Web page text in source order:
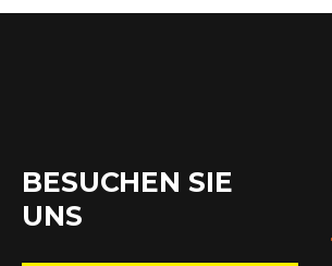
BESUCHEN SIE
UNS